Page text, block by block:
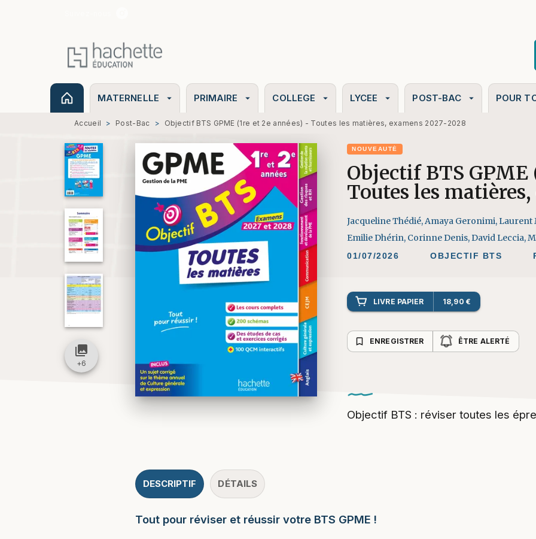
MATERNELLE arrow_drop_down PRIMAIRE arrow_drop_down COLLEGE arrow_drop_down LYCEE arrow_drop_down POST-BAC arrow_drop_down POUR
Accueil > Post-Bac > Objectif BTS GPME (1re et 2e années) - Toutes les matières, examens 2027-2028
NOUVEAUTÉ
Objectif BTS GPME
Toutes les
Jacqueline Thédié,Amaya Geronimi, Laurent
Emilie Dhérin, Corinne Denis,David Leccia,
01/07/2026 OBJECTIF BTS
LIVRE PAPIER 18,90 €
bookmark_border ENREGISTRER ÊTRE ALERTÉ
Objectif BTS : réviser toutes les
collections
+6
DESCRIPTIF DÉTAILS
Tout pour réviser et réussir votre BTS GPME !